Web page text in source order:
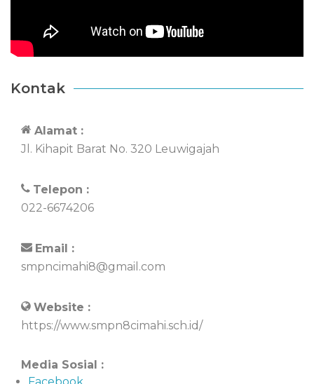
Kontak
Alamat :
Jl. Kihapit Barat No. 320 Leuwigajah
Telepon :
022-6674206
Email :
smpncimahi8@gmail.com
Website :
https://www.smpn8cimahi.sch.id/
Media Sosial :